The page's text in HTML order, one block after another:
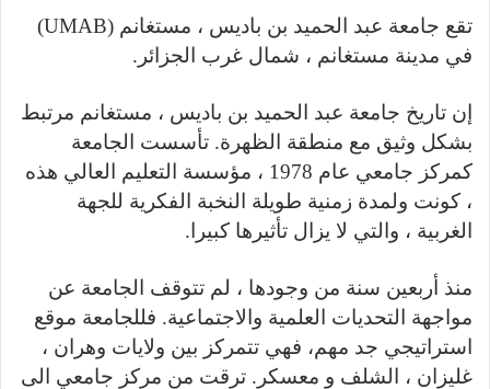
تقع جامعة عبد الحميد بن باديس ، مستغانم (UMAB)
في مدينة مستغانم ، شمال غرب الجزائر.
إن تاريخ جامعة عبد الحميد بن باديس ، مستغانم مرتبط
بشكل وثيق مع منطقة الظهرة. تأسست الجامعة
كمركز جامعي عام 1978 ، مؤسسة التعليم العالي هذه
، كونت ولمدة زمنية طويلة النخبة الفكرية للجهة
الغربية ، والتي لا يزال تأثيرها كبيرا.
منذ أربعين سنة من وجودها ، لم تتوقف الجامعة عن
مواجهة التحديات العلمية والاجتماعية. فللجامعة موقع
استراتيجي جد مهم، فهي تتمركز بين ولايات وهران ،
غليزان ، الشلف و معسكر. ترقت من مركز جامعي الى